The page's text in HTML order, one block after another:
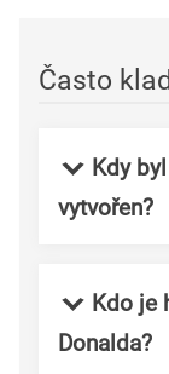
Často
Kdy
vytvořen?
Kdo je
Donalda?